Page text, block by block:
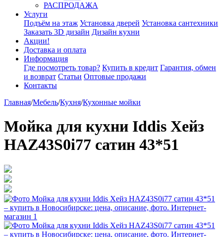
РАСПРОДАЖА
Услуги
Подъём на этаж Установка дверей Установка сантехники
Заказать 3D дизайн Дизайн кухни
Акции!
Доставка и оплата
Информация
Где посмотреть товар? Купить в кредит Гарантия, обмен
и возврат Статьи Оптовые продажи
Контакты
Главная/Мебель/Кухня/Кухонные мойки
Мойка для кухни Iddis Хейз
HAZ43S0i77 сатин 43*51